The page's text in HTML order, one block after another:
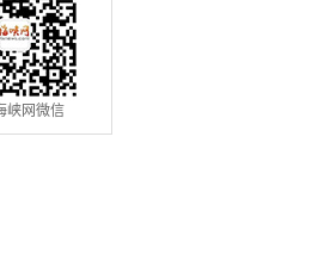
峡网微信